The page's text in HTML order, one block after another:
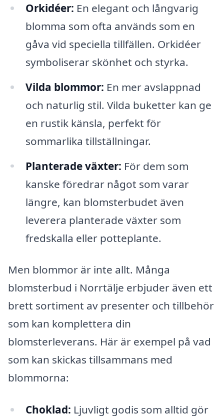
Orkidéer: En elegant och långvarig
blomma som ofta används som en
gåva vid speciella tillfällen. Orkidéer
symboliserar skönhet och styrka.
Vilda blommor: En mer avslappnad
och naturlig stil. Vilda buketter kan ge
en rustik känsla, perfekt för
sommarlika tillställningar.
Planterade växter: För dem som
kanske föredrar något som varar
längre, kan blomsterbudet även
leverera planterade växter som
fredskalla eller potteplante.
Men blommor är inte allt. Många
blomsterbud i Norrtälje erbjuder även ett
brett sortiment av presenter och tillbehör
som kan komplettera din
blomsterleverans. Här är exempel på vad
som kan skickas tillsammans med
blommorna:
Choklad: Ljuvligt godis som alltid gör